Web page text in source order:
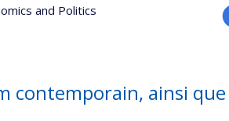
and Politics
contemporain, ainsi que